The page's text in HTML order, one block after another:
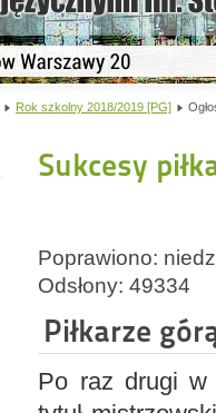
Rok szkolny 2018/2019 [PG]
Sukcesy
Poprawiono:
Odsłony: 49334
Piłkarze
Po raz drugi w